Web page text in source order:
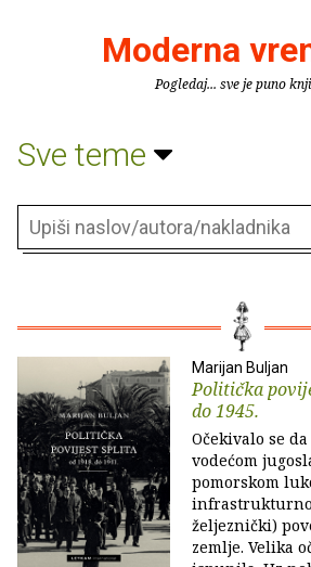
Moderna
Pogledaj... sve je puno
Sve teme
Marijan Buljan
Politička
do 1945.
Očekivalo se
vodećom
pomorskom
željeznički)
zemlje. Velika